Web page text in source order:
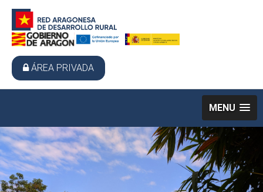
ÁREA PRIVADA
MENU